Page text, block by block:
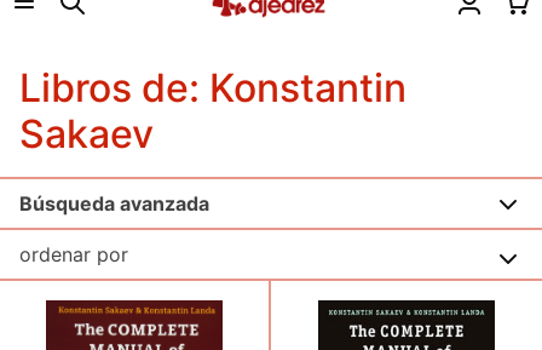
Libros de: Konstantin
Sakaev
Búsqueda avanzada